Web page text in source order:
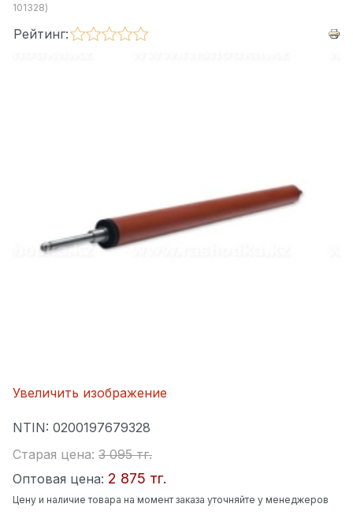
101328)
Рейтинг:
Увеличить изображение
NTIN: 0200197679328
Старая цена: 3 095 тг.
Оптовая цена: 2 875 тг.
Цену и наличие товара на момент заказа уточняйте у менеджеров